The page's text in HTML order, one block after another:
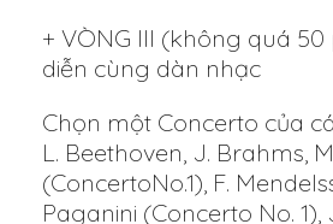
+ VÒNG III (không quá 50
diễn cùng dàn nhạc
Chọn một Concerto của
L. Beethoven, J. Brahms,
(ConcertoNo.1), F.
Paganini (Concerto No. 1),